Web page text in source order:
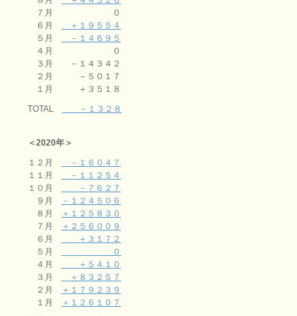
７月 ０
６月
＋１９５５４
５月
－１４６９５
４月 ０
３月 －１４３４２
２月 －５０１７
１月 ＋３５１８
TOTAL
－１３２８
＜2020年＞
１２月
－１６０４７
１１月
－１１２５４
１０月
－７６２７
９月
－１２４５０６
８月
＋１２５８３０
７月
＋２５６００９
６月
＋３１７２
５月
０
４月
＋５４１０
３月
＋８３２５７
２月
＋１７９２３９
１月
＋１２６１０７